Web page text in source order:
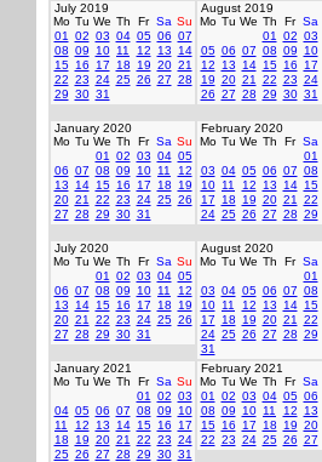
July 2019
Mo Tu We Th Fr Sa Su
01
02 03 04 05 06 07
08 09 10 11 12 13
14
15 16 17 18 19 20 21
22 23 24 25 26 27 28
29 30 31
August 2019
Mo Tu We Th Fr Sa
01
02 03
05 06 07 08 09 10
12
13 14 15 16 17
19 20 21 22 23 24
26 27 28 29 30 31
January 2020
Mo Tu We Th Fr Sa Su
01
02 03 04 05
06 07 08 09 10 11
12
13
14 15 16 17 18
19
20 21 22 23 24 25 26
27 28 29 30 31
February 2020
Mo Tu We Th Fr Sa
01
03 04 05 06 07 08
10 11 12 13 14 15
17
18 19 20 21 22
24 25 26 27 28 29
July 2020
Mo Tu We Th Fr Sa Su
01
02 03 04 05
06 07 08 09 10 11
12
13
14 15 16 17 18
19
20 21 22 23 24 25 26
27 28 29 30 31
August 2020
Mo Tu We Th Fr Sa
01
03 04 05 06 07 08
10 11 12 13 14 15
17
18 19 20 21 22
24 25 26 27 28 29
31
January 2021
Mo Tu We Th Fr Sa Su
01
02 03
04 05 06 07 08 09
10
11
12 13 14 15 16
17
18
19 20 21 22 23 24
25 26 27 28 29 30 31
February 2021
Mo Tu We Th Fr Sa
01
02 03 04 05 06
08 09 10 11 12 13
15 16 17 18 19 20
22 23 24 25 26 27